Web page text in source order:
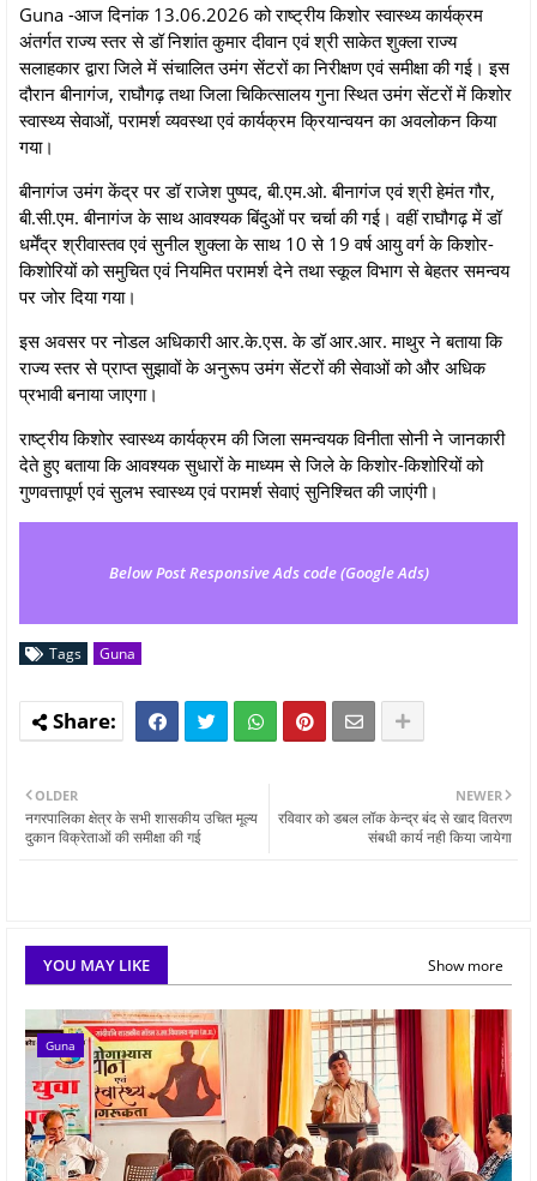
Guna -आज दिनांक 13.06.2026 को राष्ट्रीय किशोर स्वास्थ्य कार्यक्रम
अंतर्गत राज्य स्तर से डॉ निशांत कुमार दीवान एवं श्री साकेत शुक्ला राज्य
सलाहकार द्वारा जिले में संचालित उमंग सेंटरों का निरीक्षण एवं समीक्षा की गई। इस
दौरान बीनागंज, राघौगढ़ तथा जिला चिकित्सालय गुना स्थित उमंग सेंटरों में किशोर
स्वास्थ्य सेवाओं, परामर्श व्यवस्था एवं कार्यक्रम क्रियान्वयन का अवलोकन किया
गया।
बीनागंज उमंग केंद्र पर डॉ राजेश पुष्पद, बी.एम.ओ. बीनागंज एवं श्री हेमंत गौर,
बी.सी.एम. बीनागंज के साथ आवश्यक बिंदुओं पर चर्चा की गई। वहीं राघौगढ़ में डॉ
धर्मेंद्र श्रीवास्तव एवं सुनील शुक्ला के साथ 10 से 19 वर्ष आयु वर्ग के किशोर-
किशोरियों को समुचित एवं नियमित परामर्श देने तथा स्कूल विभाग से बेहतर समन्वय
पर जोर दिया गया।
इस अवसर पर नोडल अधिकारी आर.के.एस. के डॉ आर.आर. माथुर ने बताया कि
राज्य स्तर से प्राप्त सुझावों के अनुरूप उमंग सेंटरों की सेवाओं को और अधिक
प्रभावी बनाया जाएगा।
राष्ट्रीय किशोर स्वास्थ्य कार्यक्रम की जिला समन्वयक विनीता सोनी ने जानकारी
देते हुए बताया कि आवश्यक सुधारों के माध्यम से जिले के किशोर-किशोरियों को
गुणवत्तापूर्ण एवं सुलभ स्वास्थ्य एवं परामर्श सेवाएं सुनिश्चित की जाएंगी।
Below Post Responsive Ads code (Google Ads)
Tags Guna
NEWER
रविवार को डबल लॉक केन्द्र बंद से खाद वितरण
संबधी कार्य नही किया जायेगा
OLDER
नगरपालिका क्षेत्र के सभी शासकीय उचित मूल्‍य
दुकान विक्रेताओं की समीक्षा की गई
YOU MAY LIKE Show more
Guna